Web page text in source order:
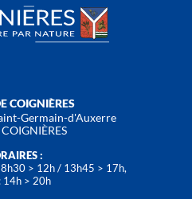
COIGNIÈRES
Germain-d'Auxerre
:
8h30 > 12h / 13h45 > 17h,
14h > 20h